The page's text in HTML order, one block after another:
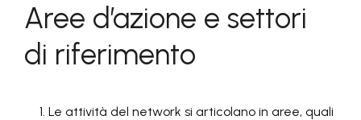
Aree d’azione e settori
di riferimento
Le attività del network si articolano in aree, quali